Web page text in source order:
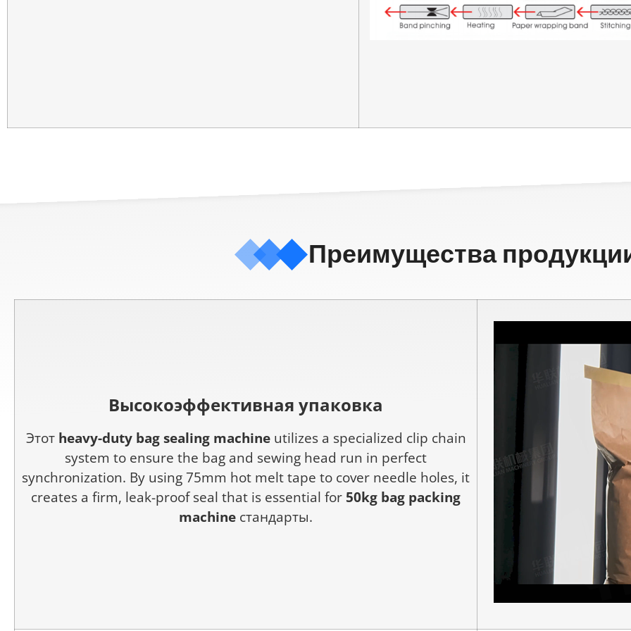
Преимущества
Высокоэффективная упаковка
Этот heavy-duty bag sealing machineutilizes a specialized clip chain
system to ensure the bag and sewing head run in perfect
synchronization. By using 75mm hot melt tape to cover needle holes, it
creates a firm, leak-proof seal that is essential for 50kg bag packing
machine стандарты.